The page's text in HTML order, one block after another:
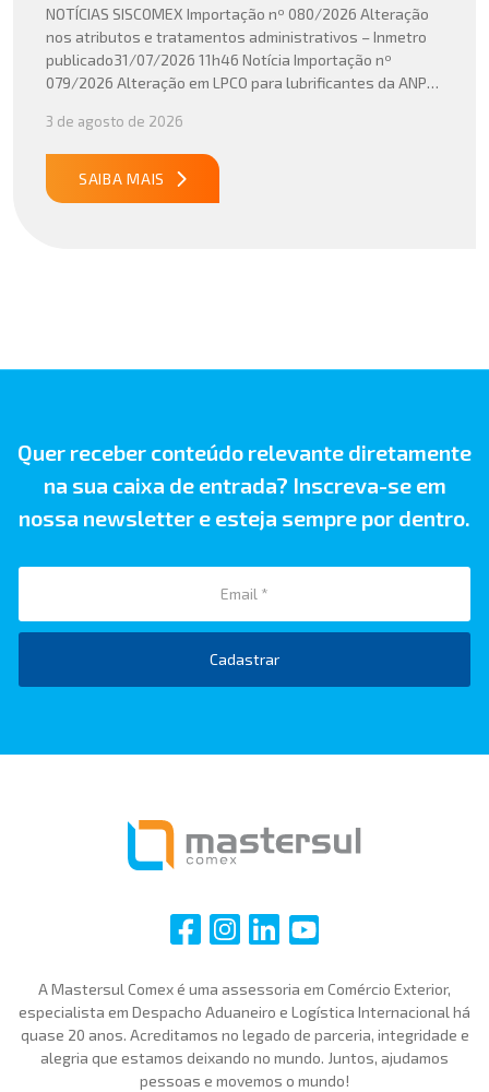
NOTÍCIAS SISCOMEX Importação nº 080/2026 Alteração
nos atributos e tratamentos administrativos – Inmetro
publicado31/07/2026 11h46 Notícia Importação nº
079/2026 Alteração em LPCO para lubrificantes da ANP
078/2026 Atualização do cálculo do Imposto de
Importação no Acordo Mercosul – União Europeia
publicado29/07/2026 18h47 Notícia PUBLICADO DOU
31/07/26 ATO CONJUNTO RFB/CGIBS Nº […]
3 de agosto de 2026
SAIBA MAIS
Quer receber conteúdo relevante diretamente
na sua caixa de entrada? Inscreva-se em
nossa newsletter e esteja sempre por dentro.
Cadastrar
i i i i
A Mastersul Comex é uma assessoria em Comércio Exterior,
especialista em Despacho Aduaneiro e Logística Internacional há
quase 20 anos. Acreditamos no legado de parceria, integridade e
alegria que estamos deixando no mundo. Juntos, ajudamos
pessoas e movemos o mundo!